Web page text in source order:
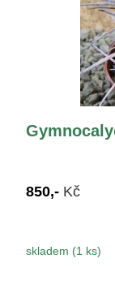
850,- Kč
skladem (1 ks)